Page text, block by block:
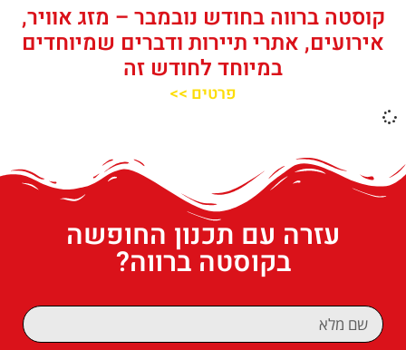
קוסטה ברווה בחודש נובמבר – מזג אוויר,
אירועים, אתרי תיירות ודברים שמיוחדים
במיוחד לחודש זה
פרטים >>
עזרה עם תכנון החופשה
בקוסטה ברווה?